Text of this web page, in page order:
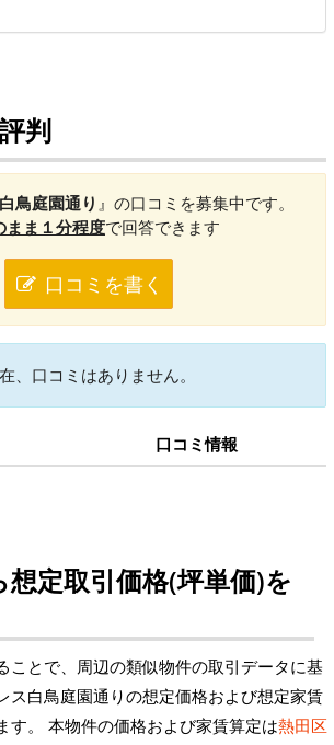
判
鳥庭園通り 』の口コミを募集中です。
まま１分程度で回答できます
口コミを書く
、口コミはありません。
口コミ情報
想定取引価格(坪単価)を
ことで、周辺の類似物件の取引データに基
ス白鳥庭園通りの想定価格および想定家賃
す。 本物件の価格および家賃算定は熱田区